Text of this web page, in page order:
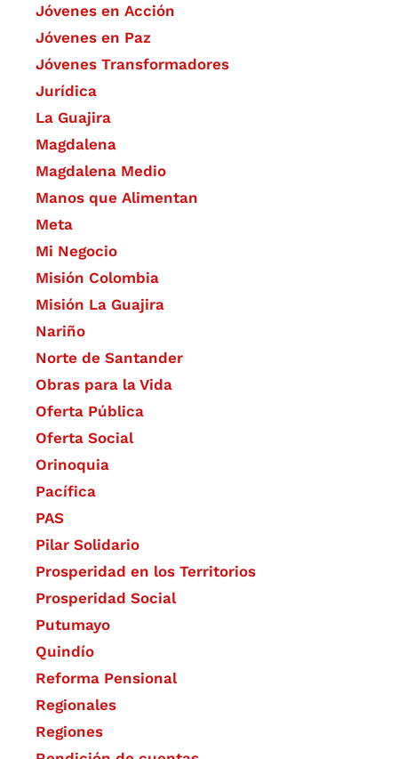
Jóvenes en Acción
Jóvenes en Paz
Jóvenes Transformadores
Jurídica
La Guajira
Magdalena
Magdalena Medio
Manos que Alimentan
Meta
Mi Negocio
Misión Colombia
Misión La Guajira
Nariño
Norte de Santander
Obras para la Vida
Oferta Pública
Oferta Social​​
Orinoquia
Pacífica
PAS
Pilar Solidario
Prosperidad en los Territorios
Prosperidad Social
Putumayo
Quindío
Reforma Pensional
Regionales
Regiones